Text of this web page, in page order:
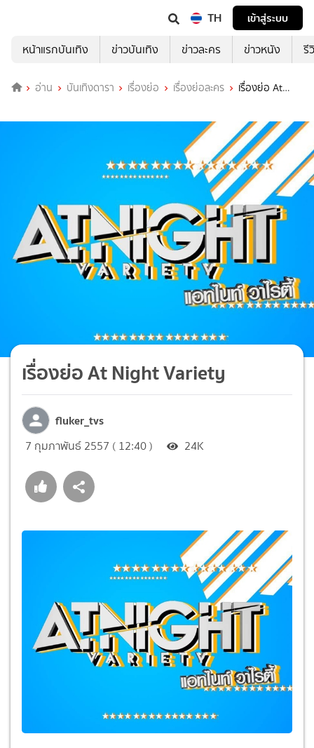
TH
เข้าสู่ระบบ
หน้าแรกบันเทิง
ข่าวบันเทิง ข่าวละคร ข่าวหนัง รี
อ่าน บันเทิงดารา เรื่องย่อ เรื่องย่อละคร
เรื่องย่อ At
เรื่องย่อ At Night Variety
fluker_tvs
7 กุมภาพันธ์ 2557 ( 12:40 ) 24K